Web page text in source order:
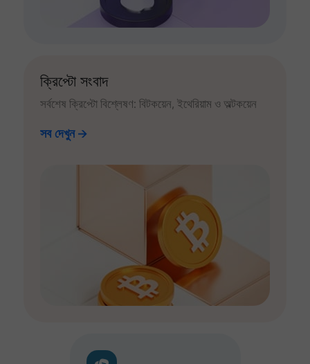
ক্রিপ্টো সংবাদ
সর্বশেষ ক্রিপ্টো বিশ্লেষণ: বিটকয়েন, ইথেরিয়াম ও অল্টকয়েন
সব দেখুন